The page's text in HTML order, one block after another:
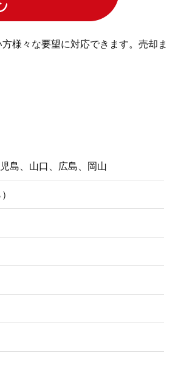
様々な要望に対応できます。売却ま
島、山口、広島、岡山